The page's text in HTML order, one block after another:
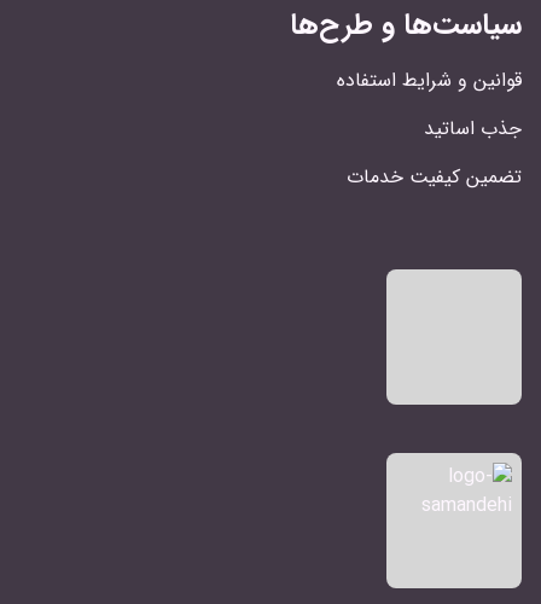
سیاست‌ها و طرح‌ها
قوانین و شرایط استفاده
جذب اساتید
تضمین کیفیت خدمات